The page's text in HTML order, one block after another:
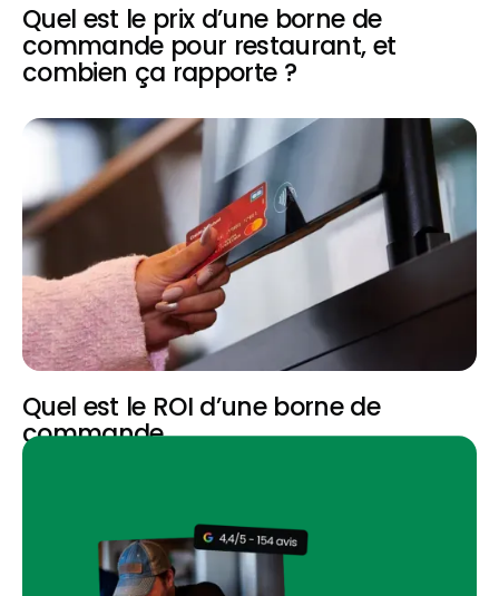
Quel est le prix d’une borne de
commande pour restaurant, et
combien ça rapporte ?
Quel est le ROI d’une borne de
commande